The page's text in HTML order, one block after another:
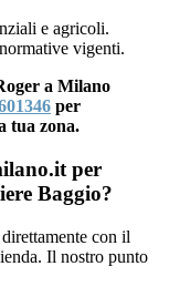
e agricoli.
vigenti.
a Milano
per
tua zona.
per
Baggio?
con il
Il nostro punto